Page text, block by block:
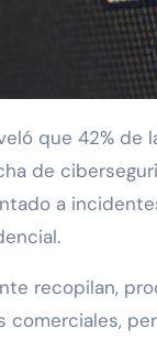
de
a
recopilan,